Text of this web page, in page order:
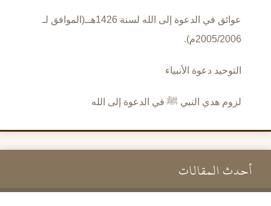
عوائق في الدعوة إلى الله لسنة 1426هــ(الموافق لـ
2005/2006م).
التوحيد دعوة الأنبياء
لزوم هدي النبي ﷺ في الدعوة إلى الله
أحدث المقالات